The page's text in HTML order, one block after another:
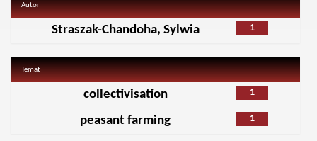
Autor
1
Straszak-Chandoha, Sylwia
Temat
1
collectivisation
1
peasant farming